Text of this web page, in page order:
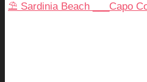
⛱️ Sardinia Beach ___Capo